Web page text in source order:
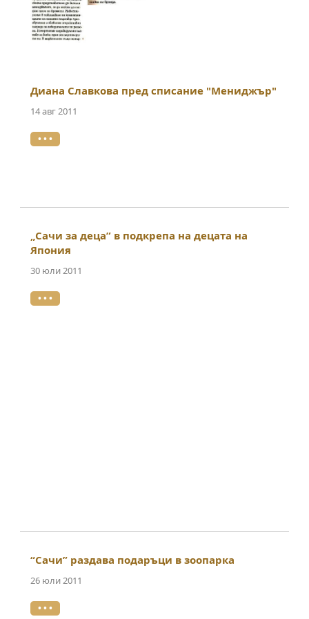
Диана Славкова пред списание "Мениджър"
14 авг 2011
• • •
„Сачи за деца” в подкрепа на децата на
Япония
30 юли 2011
• • •
“Сачи” раздава подаръци в зоопарка
26 юли 2011
• • •